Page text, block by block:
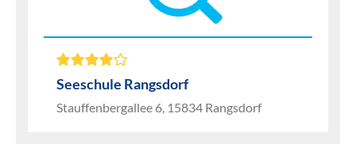
Seeschule Rangsdorf
Stauffenbergallee 6, 15834 Rangsdorf